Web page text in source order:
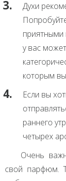
Духи
приятными
у вас
которым
Если вы
раннего
четырех
Очень
свой парфюм.